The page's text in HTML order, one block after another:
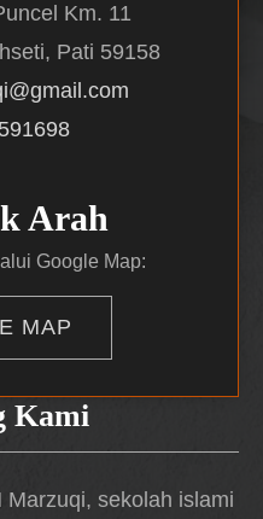
Kami
Marzuqi, sekolah islami
Km. 11
Pati 59158
Arah
Google Map:
MAP